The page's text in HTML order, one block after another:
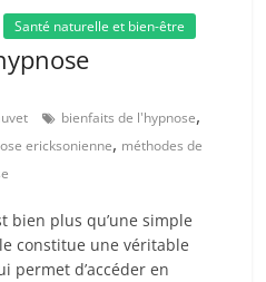
Santé naturelle et bien-être
bienfaits de l'hypnose,
ericksonienne, méthodes de
bien plus qu’une simple
constitue une véritable
permet d’accéder en